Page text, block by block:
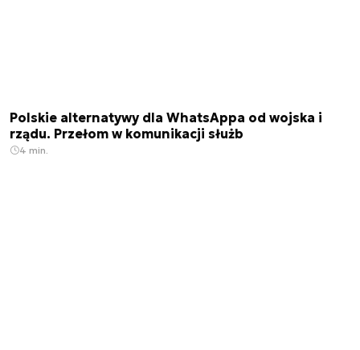
Polskie alternatywy dla WhatsAppa od wojska i
rządu. Przełom w komunikacji służb
4 min.